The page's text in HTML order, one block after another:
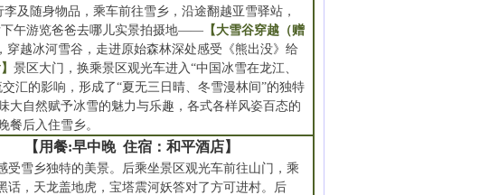
及随身物品，乘车前往雪乡，沿途翻越亚雪驿站，
下午游览爸爸去哪儿实景拍摄地——【大雪谷穿越（赠
穿越冰河雪谷，走进原始森林深处感受《熊出没》给
景区大门，换乘景区观光车进入“中国冰雪在龙江、
汇的影响，形成了“夏无三日晴、冬雪漫林间”的独特
大自然赋予冰雪的魅力与乐趣，各式各样风姿百态的
餐后入住雪乡。
餐:早中晚 住宿：和平酒店】
受雪乡独特的美景。后乘坐景区观光车前往山门，乘
话，天龙盖地虎，宝塔震河妖答对了方可进村。后